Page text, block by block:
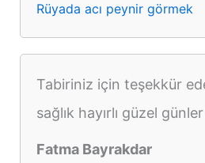
Rüyada acı peynir görmek
Tabiriniz için teşekkür
sağlık hayırlı güzel
Fatma Bayrakdar